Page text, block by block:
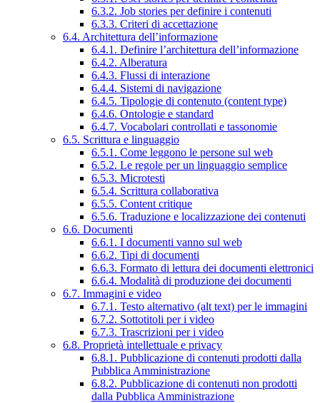
6.3.2. Job stories per definire i contenuti
6.3.3. Criteri di accettazione
6.4. Architettura dell’informazione
6.4.1. Definire l’architettura dell’informazione
6.4.2. Alberatura
6.4.3. Flussi di interazione
6.4.4. Sistemi di navigazione
6.4.5. Tipologie di contenuto (content type)
6.4.6. Ontologie e standard
6.4.7. Vocabolari controllati e tassonomie
6.5. Scrittura e linguaggio
6.5.1. Come leggono le persone sul web
6.5.2. Le regole per un linguaggio semplice
6.5.3. Microtesti
6.5.4. Scrittura collaborativa
6.5.5. Content critique
6.5.6. Traduzione e localizzazione dei contenuti
6.6. Documenti
6.6.1. I documenti vanno sul web
6.6.2. Tipi di documenti
6.6.3. Formato di lettura dei documenti elettronici
6.6.4. Modalità di produzione dei documenti
6.7. Immagini e video
6.7.1. Testo alternativo (alt text) per le immagini
6.7.2. Sottotitoli per i video
6.7.3. Trascrizioni per i video
6.8. Proprietà intellettuale e privacy
6.8.1. Pubblicazione di contenuti prodotti dalla
Pubblica Amministrazione
6.8.2. Pubblicazione di contenuti non prodotti
dalla Pubblica Amministrazione